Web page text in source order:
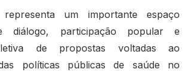
um importante espaço
diálogo, participação popular e
de propostas voltadas ao
políticas públicas de saúde no